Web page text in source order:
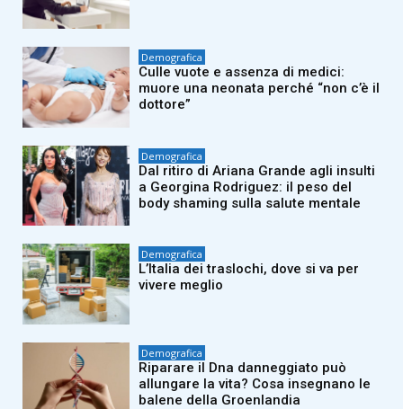
Demografica
Culle vuote e assenza di medici:
muore una neonata perché “non c’è il
dottore”
Demografica
Dal ritiro di Ariana Grande agli insulti
a Georgina Rodriguez: il peso del
body shaming sulla salute mentale
Demografica
L’Italia dei traslochi, dove si va per
vivere meglio
Demografica
Riparare il Dna danneggiato può
allungare la vita? Cosa insegnano le
balene della Groenlandia